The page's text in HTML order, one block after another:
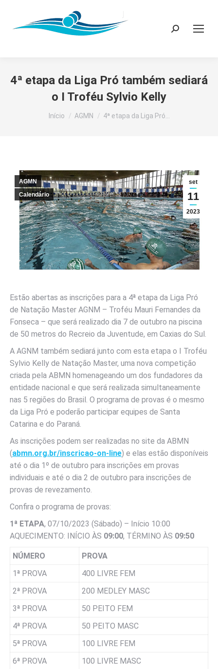
Search:
4ª etapa da Liga Pró também sediará
o I Troféu Sylvio Kelly
Você está aqui:
Início AGMN 4ª etapa da Liga Pró…
set
11
2023
AGMN
Calendário
Estão abertas as inscrições para a 4ª etapa da Liga Pró
de Natação Master AGNM – Troféu Mauri Fernandes da
Fonseca – que será realizado dia 7 de outubro na piscina
de 50 metros do Recreio da Juventude, em Caxias do Sul.
A AGNM também sediará junto com esta etapa o I Troféu
Sylvio Kelly de Natação Master, uma nova competição
criada pela ABMN homenageando um dos fundadores da
entidade nacional e que será realizada simultaneamente
nas 5 regiões do Brasil. O programa de provas é o mesmo
da Liga Pró e poderão participar equipes de Santa
Catarina e do Paraná.
As inscrições podem ser realizadas no site da ABMN
(abmn.org.br/inscricao-on-line) e elas estão disponíveis
até o dia 1º de outubro para inscrições em provas
individuais e até o dia 2 de outubro para inscrições de
provas de revezamento.
Confira o programa de provas:
1ª ETAPA, 07/10/2023 (Sábado) – Início 10:00
AQUECIMENTO: INÍCIO ÀS 09:00, TÉRMINO ÀS 09:50
NÚMERO
PROVA
1ª PROVA
400 LIVRE FEM
2ª PROVA
200 MEDLEY MASC
3ª PROVA
50 PEITO FEM
4ª PROVA
50 PEITO MASC
5ª PROVA
100 LIVRE FEM
6ª PROVA
100 LIVRE MASC